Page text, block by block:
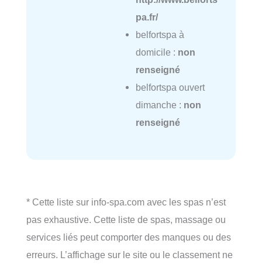
pa.fr/
belfortspa à
domicile : non
renseigné
belfortspa ouvert
dimanche : non
renseigné
* Cette liste sur info-spa.com avec les spas n’est
pas exhaustive. Cette liste de spas, massage ou
services liés peut comporter des manques ou des
erreurs. L’affichage sur le site ou le classement ne